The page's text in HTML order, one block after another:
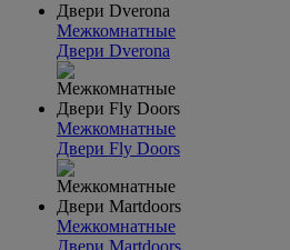
Межкомнатные
Двери Dverona
Межкомнатные
Двери Fly Doors
Межкомнатные
Двери Martdoors